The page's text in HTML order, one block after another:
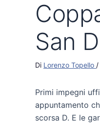
San
Di Lorenzo Topello /
Primi impegni
appuntamento
scorsa D. E le